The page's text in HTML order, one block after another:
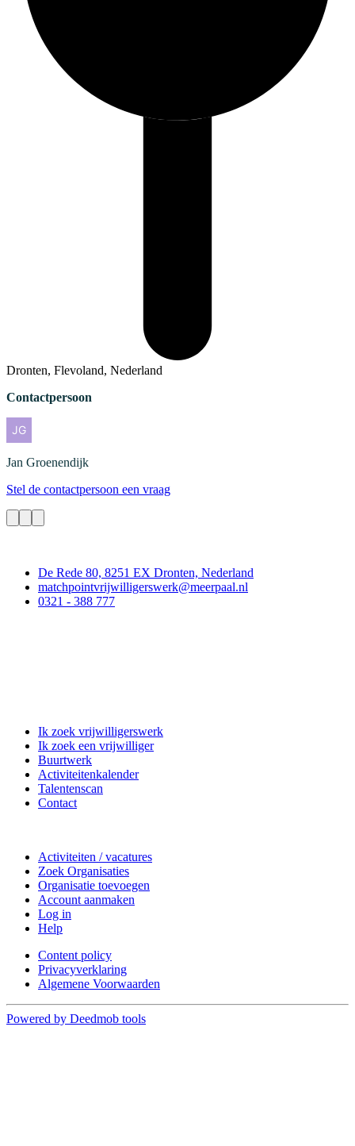
Dronten, Flevoland, Nederland
Contactpersoon
Jan Groenendijk
Stel de contactpersoon een vraag
De Rede 80, 8251 EX Dronten, Nederland
matchpointvrijwilligerswerk@meerpaal.nl
0321 - 388 777
Ik zoek vrijwilligerswerk
Ik zoek een vrijwilliger
Buurtwerk
Activiteitenkalender
Talentenscan
Contact
Activiteiten / vacatures
Zoek Organisaties
Organisatie toevoegen
Account aanmaken
Log in
Help
Content policy
Privacyverklaring
Algemene Voorwaarden
Powered by Deedmob tools